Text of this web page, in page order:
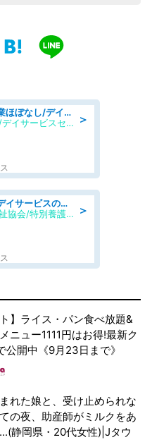
＞
介護職員/介護福祉士/残業ほぼなし/デイサービスの介護職/日勤のみ
有限会社ハートフル緑橋/デイサービスセンター ハートフル東成
＞
介護職員/残業ほぼなし/デイサービスの介護職/日勤のみ
社会福祉法人横浜社会福祉協会/特別養護老人ホーム 南太田ホーム
】ライス・パン食べ放題&
ニュー1111円はお得!最新ク
公開中《9月23日まで》
れた娘と、受け止められな
の夜、助産師がミルクをあ
静岡県・20代女性)|Jタウ